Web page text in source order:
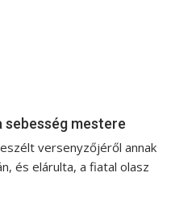
sebesség mestere
versenyzőjéről annak
és elárulta, a fiatal olasz